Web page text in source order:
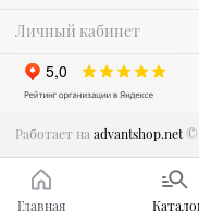
Личный кабинет
Работает на advantshop.net©
Главная